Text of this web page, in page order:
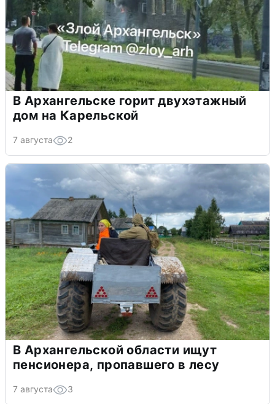
В Архангельске горит двухэтажный
дом на Карельской
7 августа 2
В Архангельской области ищут
пенсионера, пропавшего в лесу
7 августа 3